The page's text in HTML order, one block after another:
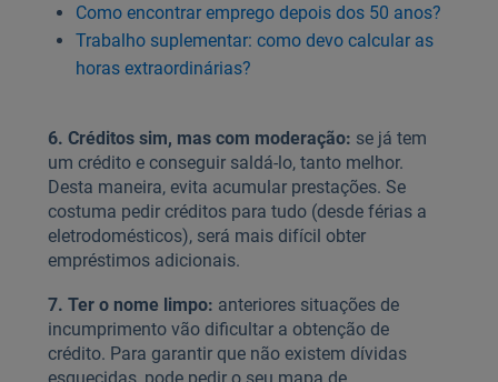
Como encontrar emprego depois dos 50 anos?
Trabalho suplementar: como devo calcular as
horas extraordinárias?
6. Créditos sim, mas com moderação: se já tem
um crédito e conseguir saldá-lo, tanto melhor.
Desta maneira, evita acumular prestações. Se
costuma pedir créditos para tudo (desde férias a
eletrodomésticos), será mais difícil obter
empréstimos adicionais.
7. Ter o nome limpo: anteriores situações de
incumprimento vão dificultar a obtenção de
crédito. Para garantir que não existem dívidas
esquecidas, pode pedir o seu mapa de